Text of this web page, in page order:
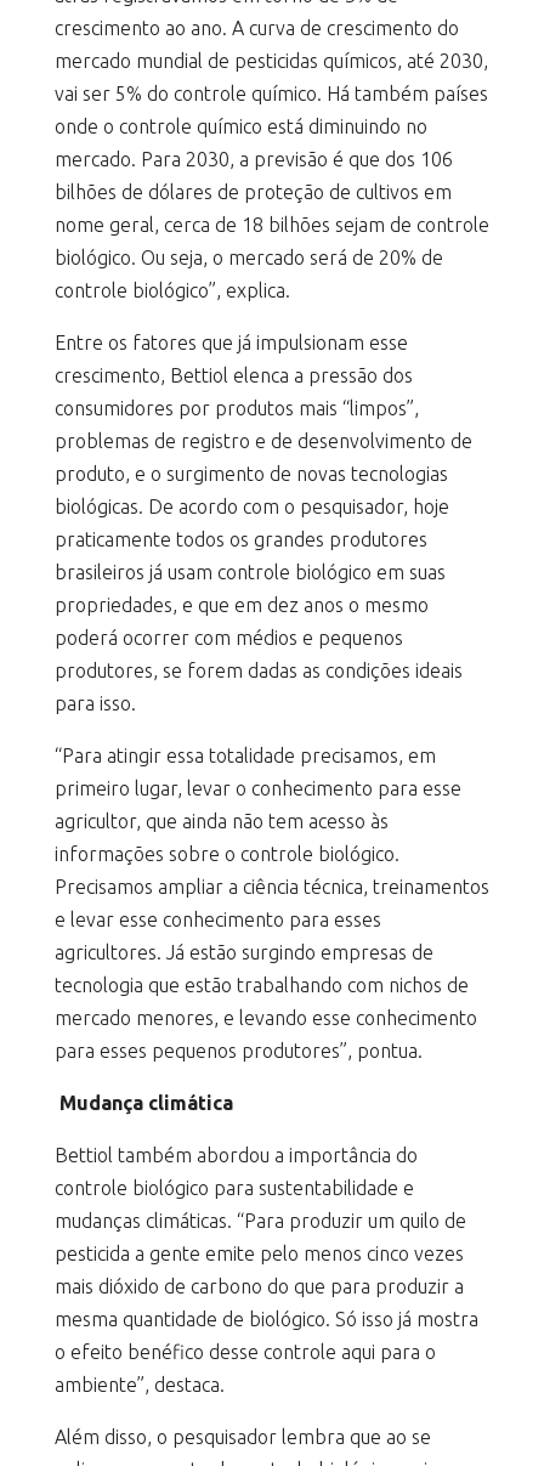
crescimento ao ano. A curva de crescimento do
mercado mundial de pesticidas químicos, até 2030,
vai ser 5% do controle químico. Há também países
onde o controle químico está diminuindo no
mercado. Para 2030, a previsão é que dos 106
bilhões de dólares de proteção de cultivos em
nome geral, cerca de 18 bilhões sejam de controle
biológico. Ou seja, o mercado será de 20% de
controle biológico”, explica.
Entre os fatores que já impulsionam esse
crescimento, Bettiol elenca a pressão dos
consumidores por produtos mais “limpos”,
problemas de registro e de desenvolvimento de
produto, e o surgimento de novas tecnologias
biológicas. De acordo com o pesquisador, hoje
praticamente todos os grandes produtores
brasileiros já usam controle biológico em suas
propriedades, e que em dez anos o mesmo
poderá ocorrer com médios e pequenos
produtores, se forem dadas as condições ideais
para isso.
“Para atingir essa totalidade precisamos, em
primeiro lugar, levar o conhecimento para esse
agricultor, que ainda não tem acesso às
informações sobre o controle biológico.
Precisamos ampliar a ciência técnica, treinamentos
e levar esse conhecimento para esses
agricultores. Já estão surgindo empresas de
tecnologia que estão trabalhando com nichos de
mercado menores, e levando esse conhecimento
para esses pequenos produtores”, pontua.
Mudança climática
Bettiol também abordou a importância do
controle biológico para sustentabilidade e
mudanças climáticas. “Para produzir um quilo de
pesticida a gente emite pelo menos cinco vezes
mais dióxido de carbono do que para produzir a
mesma quantidade de biológico. Só isso já mostra
o efeito benéfico desse controle aqui para o
ambiente”, destaca.
Além disso, o pesquisador lembra que ao se